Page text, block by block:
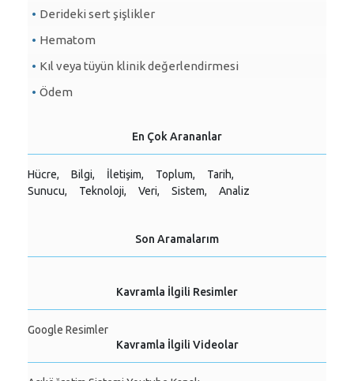
Derideki sert şişlikler
Hematom
Kıl veya tüyün klinik değerlendirmesi
Ödem
En Çok Arananlar
Hücre, Bilgi, İletişim, Toplum,
Tarih,
Sunucu,
Teknoloji, Veri, Sistem, Analiz
Son Aramalarım
Kavramla İlgili Resimler
Google Resimler
Kavramla İlgili Videolar